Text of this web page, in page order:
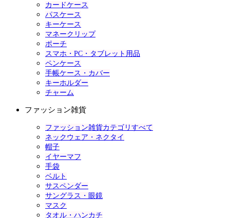
カードケース
パスケース
キーケース
マネークリップ
ポーチ
スマホ・PC・タブレット用品
ペンケース
手帳ケース・カバー
キーホルダー
チャーム
ファッション雑貨
ファッション雑貨カテゴリすべて
ネックウェア・ネクタイ
帽子
イヤーマフ
手袋
ベルト
サスペンダー
サングラス・眼鏡
マスク
タオル・ハンカチ